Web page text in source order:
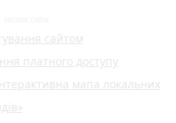
сайтом
платного доступу
мапа локальних